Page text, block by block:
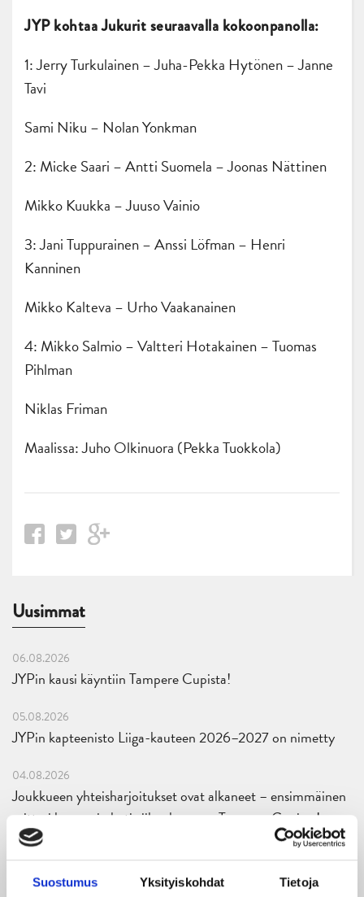
Suostumus Yksityiskohdat Tietoja
JYP kohtaa Jukurit seuraavalla kokoonpanolla:
1: Jerry Turkulainen – Juha-Pekka Hytönen – Janne
Tavi
Sami Niku – Nolan Yonkman
2: Micke Saari – Antti Suomela – Joonas Nättinen
Mikko Kuukka – Juuso Vainio
3: Jani Tuppurainen – Anssi Löfman – Henri
Kanninen
Mikko Kalteva – Urho Vaakanainen
4: Mikko Salmio – Valtteri Hotakainen – Tuomas
Pihlman
Niklas Friman
Maalissa: Juho Olkinuora (Pekka Tuokkola)
Uusimmat
06.08.2026
JYPin kausi käyntiin Tampere Cupista!
05.08.2026
JYPin kapteenisto Liiga-kauteen 2026–2027 on nimetty
04.08.2026
Joukkueen yhteisharjoitukset ovat alkaneet – ensimmäinen
mittari luvassa jo heti viikonloppuna Tampere Cupissa!
29.07.2026
JYPin harjoitusottelut tulevalle 2026-2027 kaudelle on